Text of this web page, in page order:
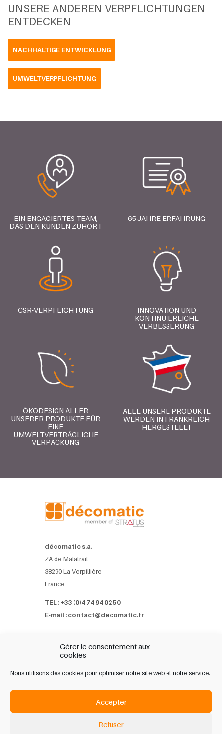
Gérer le consentement aux
cookies
Nous utilisons des cookies pour optimiser notre site web et notre service.
Accepter
Refuser
UNSERE ANDEREN VERPFLICHTUNGEN
ENTDECKEN
NACHHALTIGE ENTWICKLUNG
UMWELTVERPFLICHTUNG
EIN ENGAGIERTES TEAM,
DAS DEN KUNDEN ZUHÖRT
65 JAHRE ERFAHRUNG
CSR-VERPFLICHTUNG
INNOVATION UND
KONTINUIERLICHE
VERBESSERUNG
ÖKODESIGN ALLER
UNSERER PRODUKTE FÜR
EINE
UMWELTVERTRÄGLICHE
VERPACKUNG
ALLE UNSERE PRODUKTE
WERDEN IN FRANKREICH
HERGESTELLT
décomatic s.a.
ZA de Malatrait
38290 La Verpillière
France
TEL : +33 (0)4 74 94 02 50
E-mail : contact@decomatic.fr
Geschäftspartner
Kontakt
Legal notice
Verwaltung persönlicher Daten